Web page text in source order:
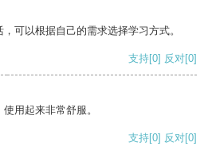
可以根据自己的需求选择学习方式。
支持[0] 反对[0]
用起来非常舒服。
支持[0] 反对[0]